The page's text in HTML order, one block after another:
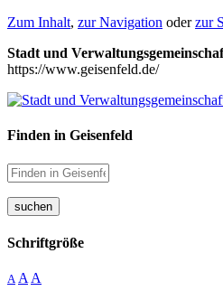
Zum Inhalt, zur Navigation oderzur
Stadt und
https://www.geisenfeld.de/
Finden in Geisenfeld
suchen
Schriftgröße
A A A